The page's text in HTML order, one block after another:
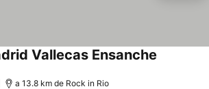
Vallecas Ensanche
a 13.8 km de Rock in Rio